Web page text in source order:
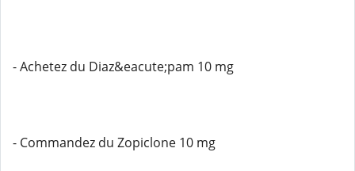
- Achetez du Diaz&eacute;pam 10 mg
- Commandez du Zopiclone 10 mg